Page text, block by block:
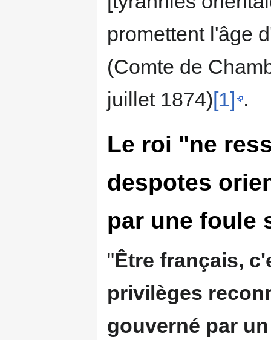
promettent l'âge
(Comte de
juillet 1874)[1] .
Le roi "ne
despotes
par une foule
"Être français,
privilèges
gouverné par